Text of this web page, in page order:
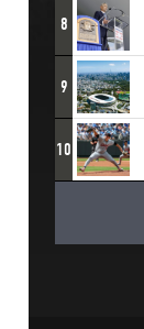
8
9
10